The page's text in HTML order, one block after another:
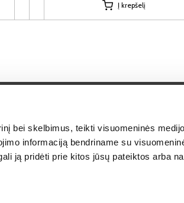
bei skelbimus, teikti visuomeninės
informaciją bendriname su
ją pridėti prie kitos jūsų pateiktos arba
Į krepšelį
aptarnavimo forma
Lizingas
Karjera